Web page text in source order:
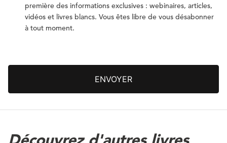
première des informations exclusives : webinaires, articles,
vidéos et livres blancs. Vous êtes libre de vous désabonner
à tout moment.